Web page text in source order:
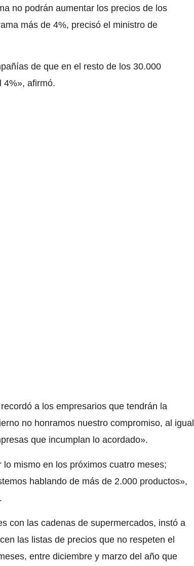
no podrán aumentar los precios de los
más de 4%, precisó el ministro de
de que en el resto de los 30.000
4%», afirmó.
a los empresarios que tendrán la
no honramos nuestro compromiso, al igual
que incumplan lo acordado».
mismo en los próximos cuatro meses;
hablando de más de 2.000 productos»,
con las cadenas de supermercados, instó a
las listas de precios que no respeten el
entre diciembre y marzo del año que